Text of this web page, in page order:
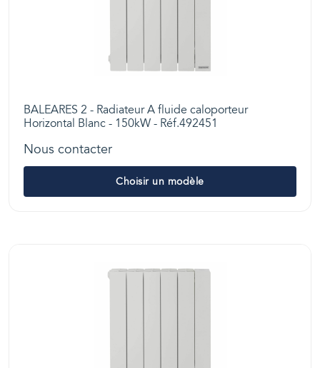
BALEARES 2 - Radiateur A fluide caloporteur
Horizontal Blanc - 150kW - Réf.492451
Nous contacter
Choisir un modèle